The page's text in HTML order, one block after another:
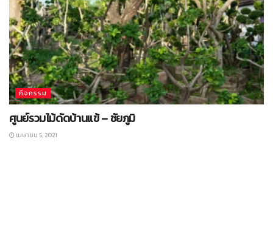
กิจกรรม
ศูนย์รวมไม้ดัดบ้านแข้ – ชัยภูมิ
เมษายน 5, 2021